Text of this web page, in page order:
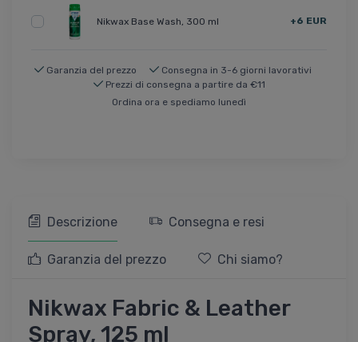
Nikwax Base Wash, 300 ml +6 EUR
Garanzia del prezzo
Consegna in 3-6 giorni lavorativi
Prezzi di consegna a partire da €11
Ordina ora e spediamo lunedì
Descrizione Consegna e resi
Garanzia del prezzo Chi siamo?
Nikwax Fabric & Leather
Spray, 125 ml